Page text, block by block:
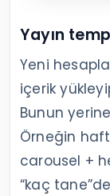
Yayın
Yeni
içerik
Bunun
Örneğin
carousel +
“kaç